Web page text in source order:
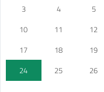
3
4 5
10
11 12
17
18 19
24
25 26